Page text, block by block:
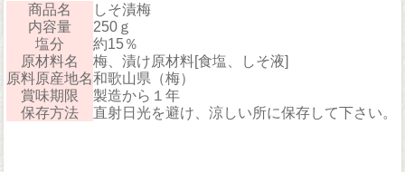
商品名
しそ漬梅
内容量
250ｇ
塩分
約15％
原材料名
梅、漬け原材料[食塩、しそ液]
原料原産地名和歌山県（梅）
賞味期限
製造から１年
保存方法
直射日光を避け、涼しい所に保存して下さい。